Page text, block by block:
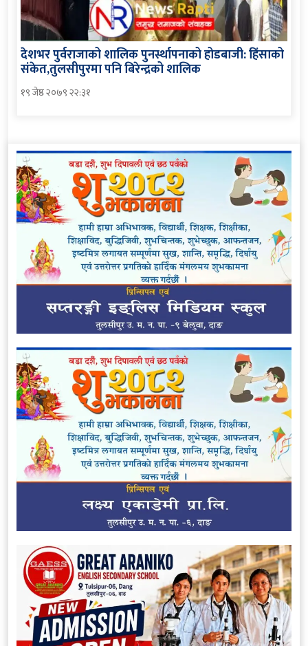
देशभर पुर्वराजाको शालिक पुनर्स्थापनाको होडबाजी: हिंसाको
संकेत,तुलसीपुरमा पनि बिरेन्द्रको शालिक
१९ जेष्ठ २०७९ २२:३१